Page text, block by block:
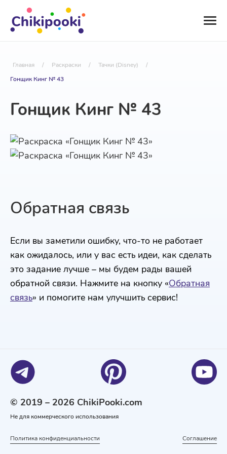
Главная / Раскраски / Тачки (Disney)
/
Гонщик Кинг № 43
Гонщик Кинг № 43
Обратная связь
Если вы заметили ошибку, что-то не работает
как ожидалось, или у вас есть идеи, как сделать
это задание лучше – мы будем рады вашей
обратной связи. Нажмите на кнопку «Обратная
связь» и помогите нам улучшить сервис!
© 2019 – 2026 ChikiPooki.com
Не для коммерческого использования
Политика конфиденциальности Соглашение